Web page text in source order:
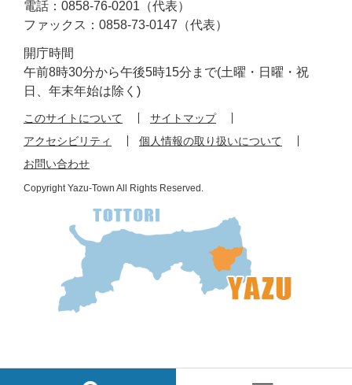
電話：0858-76-0201（代表）
ファックス：0858-73-0147（代表）
開庁時間
午前8時30分から午後5時15分まで(土曜・日曜・祝
日、年末年始は除く)
このサイトについて
サイトマップ
アクセシビリティ
個人情報の取り扱いについて
お問い合わせ
Copyright Yazu-Town All Rights Reserved.